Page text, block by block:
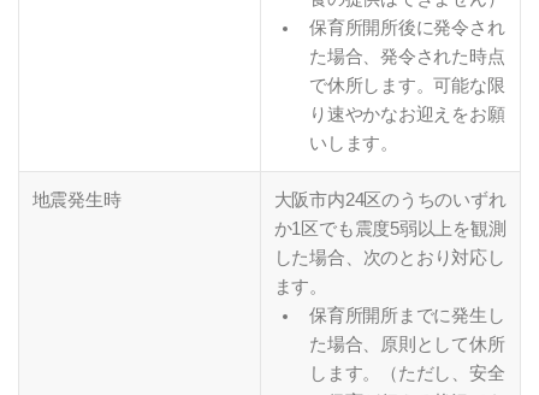
保育所開所後に発令され
た場合、発令された時点
で休所します。可能な限
り速やかなお迎えをお願
いします。
地震発生時
大阪市内24区のうちのいずれ
か1区でも震度5弱以上を観測
した場合、次のとおり対応し
ます。
保育所開所までに発生し
た場合、原則として休所
します。（ただし、安全